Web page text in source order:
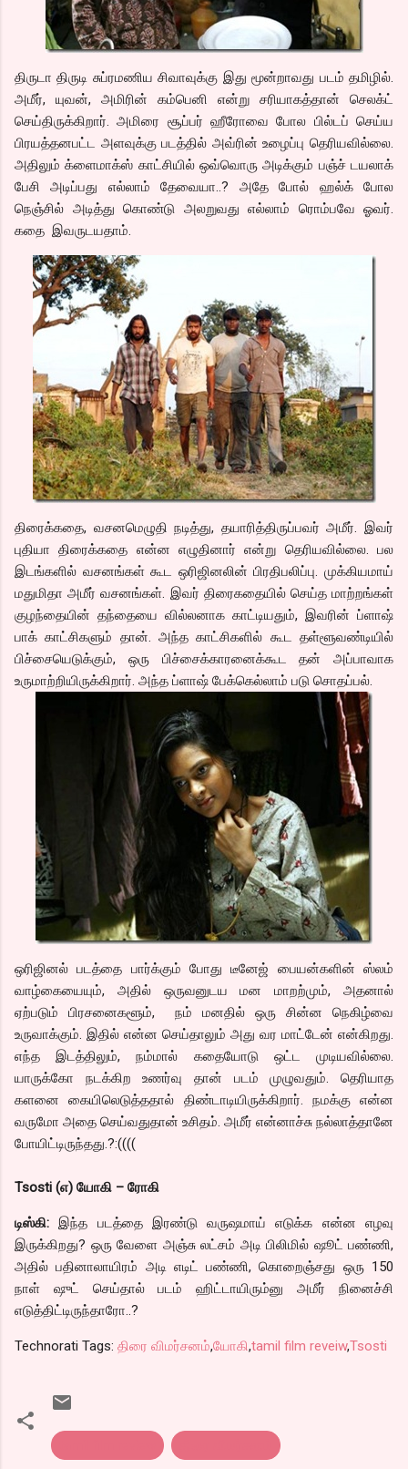
திருடா திருடி சுப்ரமணிய சிவாவுக்கு இது மூன்றாவது படம் தமிழில்.
அமீர், யுவன், அமிரின் கம்பெனி என்று சரியாகத்தான் செலக்ட்
செய்திருக்கிறார். அமிரை சூப்பர் ஹீரோவை போல பில்டப் செய்ய
பிரயத்தனபட்ட அளவுக்கு படத்தில் அவ்ரின் உழைப்பு தெரியவில்லை.
அதிலும் க்ளைமாக்ஸ் காட்சியில் ஒவ்வொரு அடிக்கும் பஞ்ச் டயலாக்
பேசி அடிப்பது எல்லாம் தேவையா..? அதே போல் ஹல்க் போல
நெஞ்சில் அடித்து கொண்டு அலறுவது எல்லாம் ரொம்பவே ஓவர்.
கதை இவருடயதாம்.
திரைக்கதை, வசனமெழுதி நடித்து, தயாரித்திருப்பவர் அமீர். இவர்
புதியா திரைக்கதை என்ன எழுதினார் என்று தெரியவில்லை. பல
இடங்களில் வசனங்கள் கூட ஒரிஜினலின் பிரதிபலிப்பு. முக்கியமாய்
மதுமிதா அமீர் வசனங்கள். இவர் திரைகதையில் செய்த மாற்றங்கள்
குழந்தையின் தந்தையை வில்லனாக காட்டியதும், இவரின் ப்ளாஷ்
பாக் காட்சிகளும் தான். அந்த காட்சிகளில் கூட தள்ளூவண்டியில்
பிச்சையெடுக்கும், ஒரு பிச்சைக்காரனைக்கூட தன் அப்பாவாக
உருமாற்றியிருக்கிறார். அந்த ப்ளாஷ் பேக்கெல்லாம் படு சொதப்பல்.
ஒரிஜினல் படத்தை பார்க்கும் போது டீனேஜ் பையன்களின் ஸ்லம்
வாழ்கையையும், அதில் ஒருவனுடய மன மாறற்மும், அதனால்
ஏற்படும் பிரசனைகளூம், நம் மனதில் ஒரு சின்ன நெகிழ்வை
உருவாக்கும். இதில் என்ன செய்தாலும் அது வர மாட்டேன் என்கிறது.
எந்த இடத்திலும், நம்மால் கதையோடு ஒட்ட முடியவில்லை.
யாருக்கோ நடக்கிற உணர்வு தான் படம் முழுவதும். தெரியாத
களனை கையிலெடுத்ததால் திண்டாடியிருக்கிறார். நமக்கு என்ன
வருமோ அதை செய்வதுதான் உசிதம். அமீர் என்னாச்சு நல்லாத்தானே
போயிட்டிருந்தது.?:((((
Tsosti (எ) யோகி – ரோகி
டிஸ்கி: இந்த படத்தை இரண்டு வருஷமாய் எடுக்க என்ன எழவு
இருக்கிறது? ஒரு வேளை அஞ்சு லட்சம் அடி பிலிமில் ஷூட் பண்ணி,
அதில் பதினாலாயிரம் அடி எடிட் பண்ணி, கொறைஞ்சது ஒரு 150
நாள் ஷுட் செய்தால் படம் ஹிட்டாயிரும்னு அமீர் நினைச்சி
எடுத்திட்டிருந்தாரோ..?
Technorati Tags: திரை விமர்சனம்,யோகி,tamil film reveiw,Tsosti